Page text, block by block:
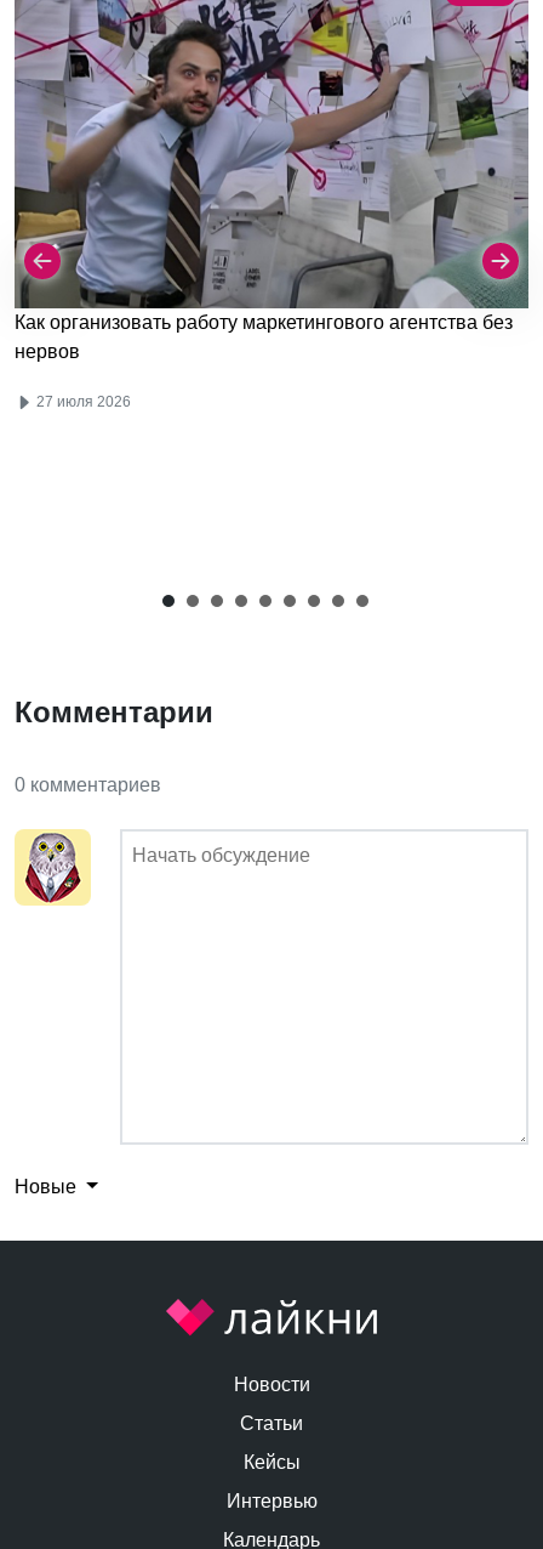
Как организовать работу маркетингового агентства без
нервов
27 июля 2026
Комментарии
0 комментариев
Новые
Новости
Статьи
Кейсы
Интервью
Календарь